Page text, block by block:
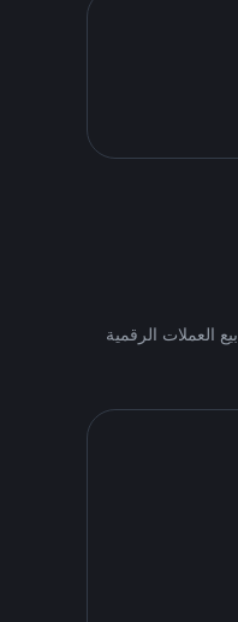
بيع العملات الرقمية